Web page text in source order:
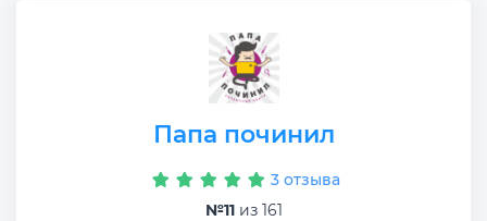
Папа починил
3 отзыва
№11из 161